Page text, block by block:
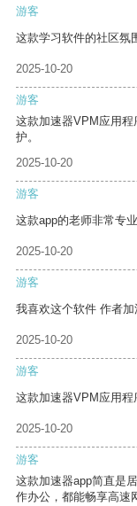
游客
这款学习软件的社区氛
2025-10-20
游客
这款加速器VPM应用
护。
2025-10-20
游客
这款app的老师非常专
2025-10-20
游客
我喜欢这个软件 作者加
2025-10-20
游客
这款加速器VPM应用程
2025-10-20
游客
这款加速器app简直是
作办公，都能畅享高速